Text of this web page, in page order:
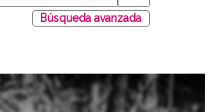
Búsqueda avanzada